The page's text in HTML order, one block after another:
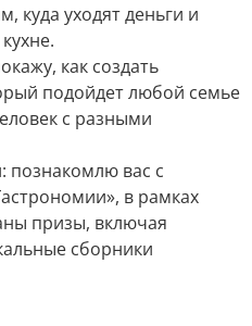
куда уходят деньги и
как создать
подойдет любой семье
с разными
познакомлю вас с
в рамках
призы, включая
сборники